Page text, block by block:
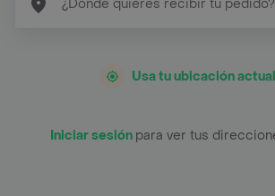
Usa tu ubicación actual
Iniciar sesión para ver tus